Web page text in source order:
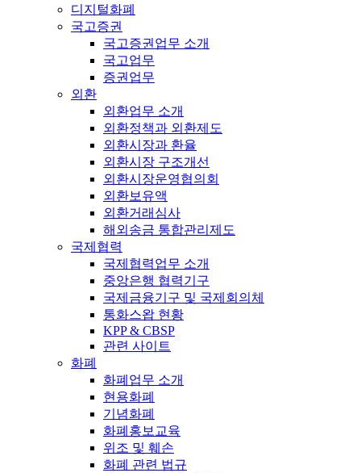
디지털화폐
국고증권
국고증권업무 소개
국고업무
증권업무
외환
외환업무 소개
외환정책과 외환제도
외환시장과 환율
외환시장 구조개선
외환시장운영협의회
외환보유액
외환거래심사
해외송금 통합관리제도
국제협력
국제협력업무 소개
중앙은행 협력기구
국제금융기구 및 국제회의체
통화스왑 현황
KPP & CBSP
관련 사이트
화폐
화폐업무 소개
현용화폐
기념화폐
화폐홍보교육
위조 및 훼손
화폐 관련 법규